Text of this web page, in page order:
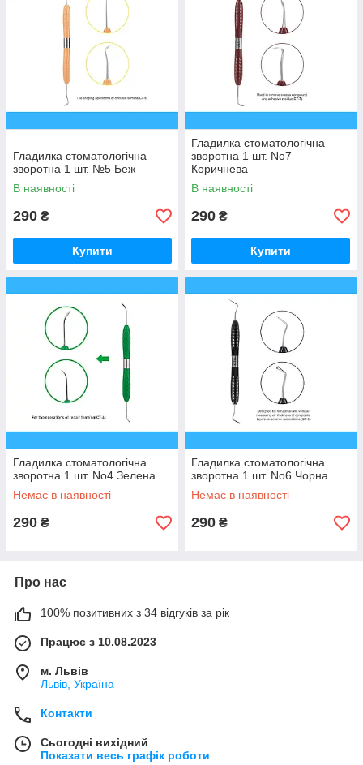
Гладилка стоматологічна
зворотна 1 шт. №5 Беж
В наявності
290 ₴
Купити
Гладилка стоматологічна
зворотна 1 шт. No7
Коричнева
В наявності
290 ₴
Купити
Гладилка стоматологічна
зворотна 1 шт. No4 Зелена
Немає в наявності
290 ₴
Гладилка стоматологічна
зворотна 1 шт. No6 Чорна
Немає в наявності
290 ₴
Про нас
100% позитивних з 34 відгуків за рік
Працює з 10.08.2023
м. Львів
Львів, Україна
Контакти
Сьогодні вихідний
Показати весь графік роботи